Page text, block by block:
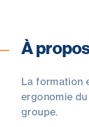
À
La formation
ergonomie
groupe.